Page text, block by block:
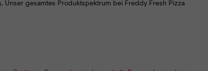
Unser gesamtes Produktspektrum bei Freddy Fresh Pizza